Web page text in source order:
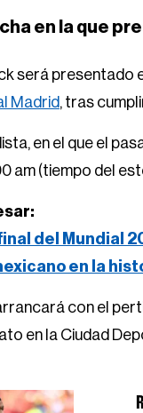
en la que
será presentado
Madrid, tras
en el que el
am (tiempo del
del Mundial
en la
con el
en la Ciudad